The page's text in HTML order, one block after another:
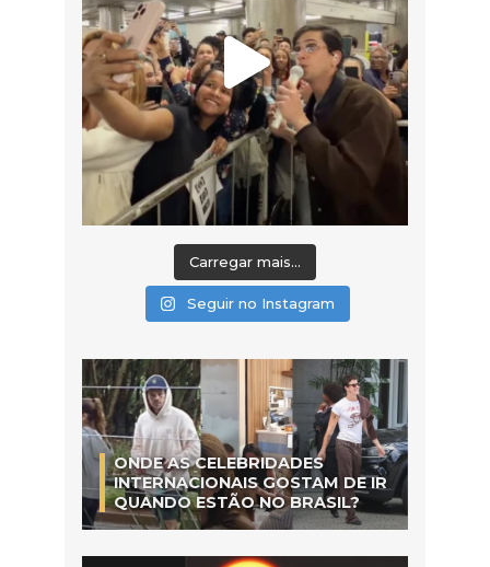
Carregar mais...
Seguir no Instagram
ONDE AS CELEBRIDADES
INTERNACIONAIS GOSTAM DE IR
QUANDO ESTÃO NO BRASIL?